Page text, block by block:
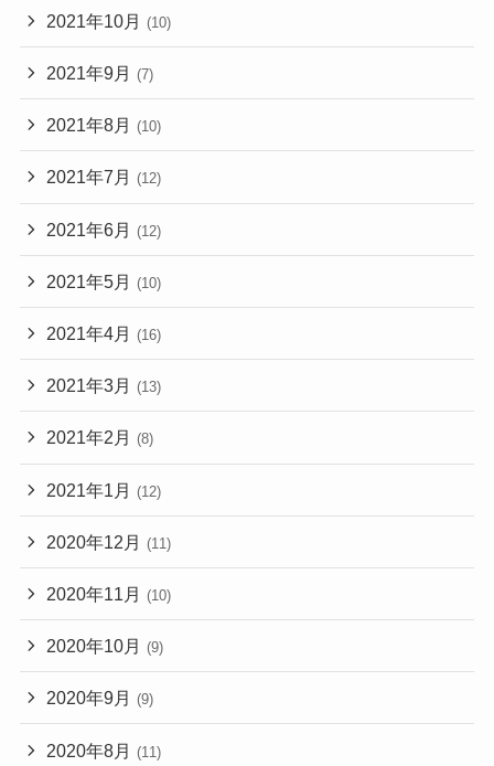
2021年10月 (10)
2021年9月 (7)
2021年8月 (10)
2021年7月 (12)
2021年6月 (12)
2021年5月 (10)
2021年4月 (16)
2021年3月 (13)
2021年2月 (8)
2021年1月 (12)
2020年12月 (11)
2020年11月 (10)
2020年10月 (9)
2020年9月 (9)
2020年8月 (11)